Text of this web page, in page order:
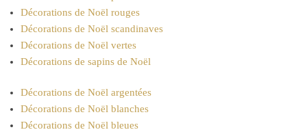
Décorations de Noël rouges
Décorations de Noël scandinaves
Décorations de Noël vertes
Décorations de sapins de Noël
Décorations de Noël argentées
Décorations de Noël blanches
Décorations de Noël bleues